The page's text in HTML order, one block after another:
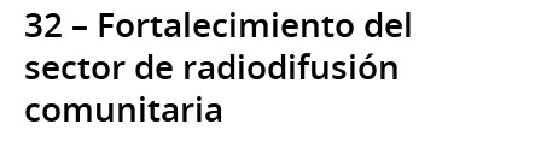
32 – Fortalecimiento del
sector de radiodifusión
comunitaria